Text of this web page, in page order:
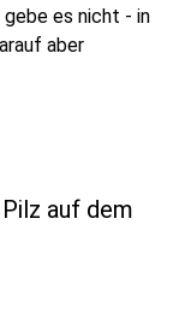
gebe es nicht - in
aber
auf dem